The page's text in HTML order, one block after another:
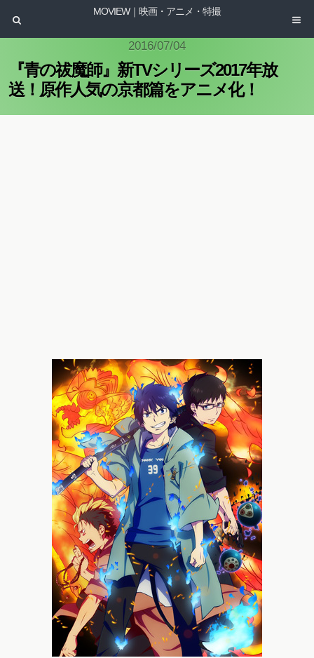
MOVIEW｜映画・アニメ・特撮
2016/07/04
『青の祓魔師』新TVシリーズ2017年放
送！原作人気の京都篇をアニメ化！